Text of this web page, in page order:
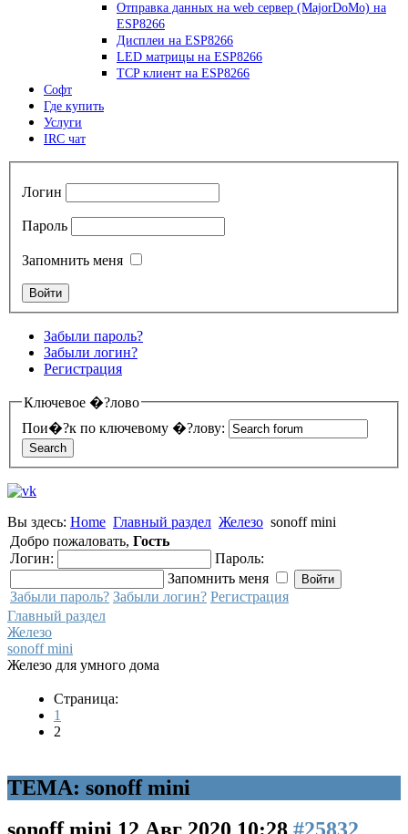
Отправка данных на web сервер (MajorDoMo) на
ESP8266
Дисплеи на ESP8266
LED матрицы на ESP8266
TCP клиент на ESP8266
Софт
Где купить
Услуги
IRC чат
Логин
Пароль
Запомнить меня
Забыли пароль?
Забыли логин?
Регистрация
Ключевое �?лово
Пои�?к по ключевому �?лову:
Вы здесь: Home Главный раздел Железо sonoff mini
Добро пожаловать, Гость
Логин:
Пароль:
Запомнить меня
Забыли пароль? Забыли логин? Регистрация
Главный раздел
Железо
sonoff mini
Железо для умного дома
Страница:
1
2
ТЕМА: sonoff mini